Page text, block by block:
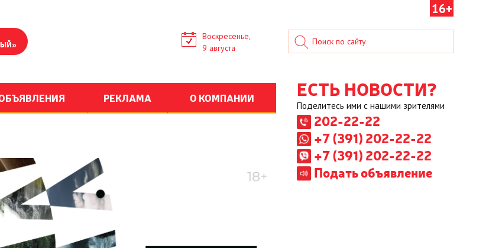
16+
Воскресенье,
9 августа
РЕКЛАМА О КОМПАНИИ ЕСТЬ НОВОСТИ?
Поделитесь ими с нашими зрителями
202-22-22
+7 (391) 202-22-22
+7 (391) 202-22-22
Подать объявление